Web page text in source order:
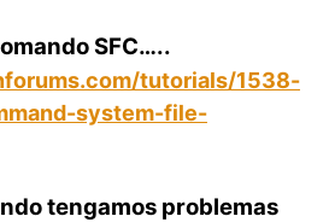
SFC…..
tutorials/1538-
system-file-
tengamos problemas